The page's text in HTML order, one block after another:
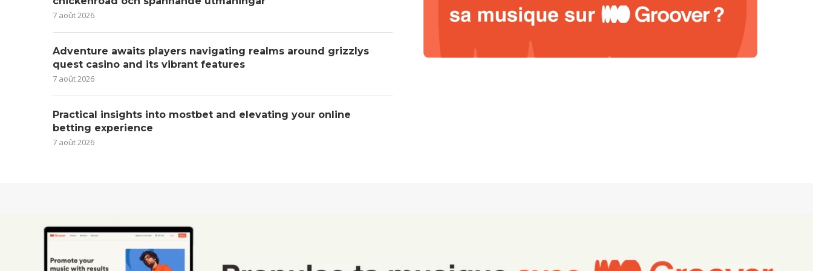
7 août 2026
Adventure awaits players navigating realms around grizzlys
quest casino and its vibrant features
7 août 2026
Practical insights into mostbet and elevating your online
betting experience
7 août 2026